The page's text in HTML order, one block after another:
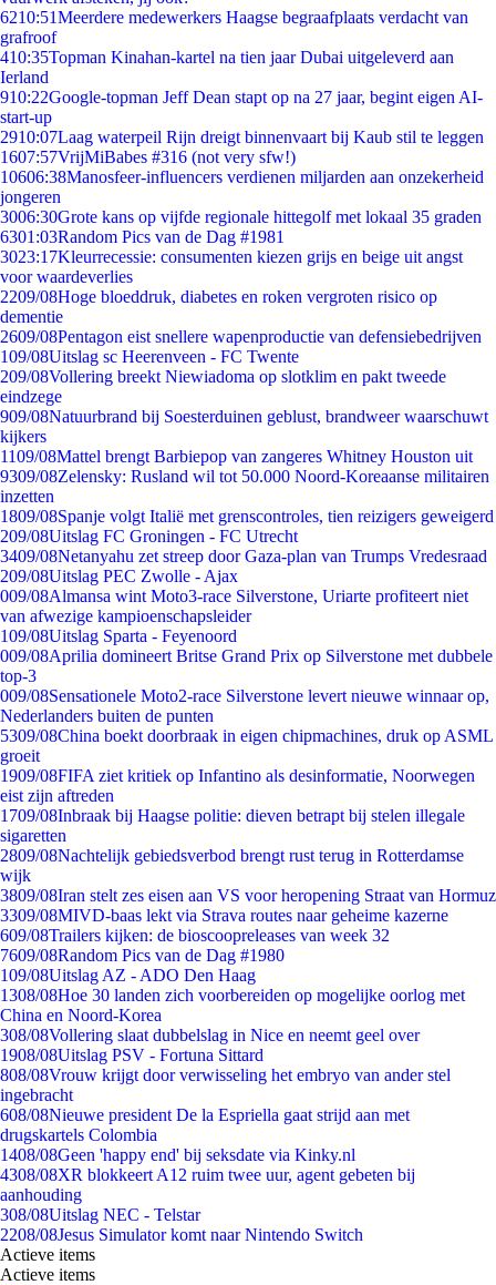
6210:51Meerdere medewerkers Haagse begraafplaats verdacht van
grafroof
410:35Topman Kinahan-kartel na tien jaar Dubai uitgeleverd aan
Ierland
910:22Google-topman Jeff Dean stapt op na 27 jaar, begint eigen AI-
start-up
2910:07Laag waterpeil Rijn dreigt binnenvaart bij Kaub stil te leggen
1607:57VrijMiBabes #316 (not very sfw!)
10606:38Manosfeer-influencers verdienen miljarden aan onzekerheid
jongeren
3006:30Grote kans op vijfde regionale hittegolf met lokaal 35 graden
6301:03Random Pics van de Dag #1981
3023:17Kleurrecessie: consumenten kiezen grijs en beige uit angst
voor waardeverlies
2209/08Hoge bloeddruk, diabetes en roken vergroten risico op
dementie
2609/08Pentagon eist snellere wapenproductie van defensiebedrijven
109/08Uitslag sc Heerenveen - FC Twente
209/08Vollering breekt Niewiadoma op slotklim en pakt tweede
eindzege
909/08Natuurbrand bij Soesterduinen geblust, brandweer waarschuwt
kijkers
1109/08Mattel brengt Barbiepop van zangeres Whitney Houston uit
9309/08Zelensky: Rusland wil tot 50.000 Noord-Koreaanse militairen
inzetten
1809/08Spanje volgt Italië met grenscontroles, tien reizigers geweigerd
209/08Uitslag FC Groningen - FC Utrecht
3409/08Netanyahu zet streep door Gaza-plan van Trumps Vredesraad
209/08Uitslag PEC Zwolle - Ajax
009/08Almansa wint Moto3-race Silverstone, Uriarte profiteert niet
van afwezige kampioenschapsleider
109/08Uitslag Sparta - Feyenoord
009/08Aprilia domineert Britse Grand Prix op Silverstone met dubbele
top-3
009/08Sensationele Moto2-race Silverstone levert nieuwe winnaar op,
Nederlanders buiten de punten
5309/08China boekt doorbraak in eigen chipmachines, druk op ASML
groeit
1909/08FIFA ziet kritiek op Infantino als desinformatie, Noorwegen
eist zijn aftreden
1709/08Inbraak bij Haagse politie: dieven betrapt bij stelen illegale
sigaretten
2809/08Nachtelijk gebiedsverbod brengt rust terug in Rotterdamse
wijk
3809/08Iran stelt zes eisen aan VS voor heropening Straat van Hormuz
3309/08MIVD-baas lekt via Strava routes naar geheime kazerne
609/08Trailers kijken: de bioscoopreleases van week 32
7609/08Random Pics van de Dag #1980
109/08Uitslag AZ - ADO Den Haag
1308/08Hoe 30 landen zich voorbereiden op mogelijke oorlog met
China en Noord-Korea
308/08Vollering slaat dubbelslag in Nice en neemt geel over
1908/08Uitslag PSV - Fortuna Sittard
808/08Vrouw krijgt door verwisseling het embryo van ander stel
ingebracht
608/08Nieuwe president De la Espriella gaat strijd aan met
drugskartels Colombia
1408/08Geen 'happy end' bij seksdate via Kinky.nl
4308/08XR blokkeert A12 ruim twee uur, agent gebeten bij
aanhouding
308/08Uitslag NEC - Telstar
2208/08Jesus Simulator komt naar Nintendo Switch
Actieve items
Actieve items